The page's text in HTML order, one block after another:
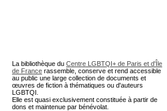
La bibliothèque du Centre LGBTQI+ de Paris et d'Île
de France rassemble, conserve et rend accessible
au public une large collection de documents et
œuvres de fiction à thématiques ou d'auteurs
LGBTQI.
Elle est quasi exclusivement constituée à partir de
dons et maintenue par bénévolat.